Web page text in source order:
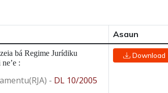
Asaun
bá Regime Jurídiku
:
- DL 10/2005
Download